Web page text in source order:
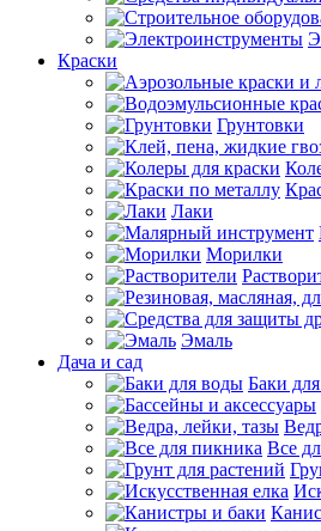
Краски
Грунтовки
Лаки
Морилки
Эмаль
Дача и сад
Баки
Все